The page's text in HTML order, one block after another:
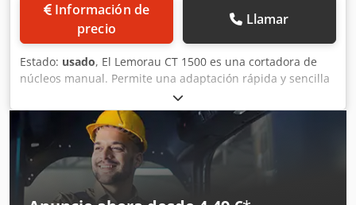
Información de
precio
Llamar
Estado: usado, El Lemorau CT 1500 es una cortadora de
núcleos manual. Permite una adaptación rápida y sencilla
para diferentes diámetros de núcleos y espesores de
pared. El CT 1500 es muy fácil de usar: después de que el
núcleo principal se haya deslizado sobre el mandril, el
operador ajusta el tope final, que determina el ancho de
los cortes del núcleo. A continuación, el operador pulsa el
botón de inicio, baja la cuchilla con la ayuda de la palanca
y corta el núcleo. * Longitud máxima del núcleo: hasta